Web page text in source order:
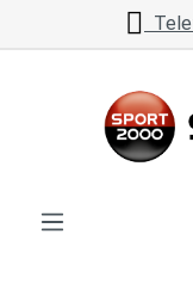
Zum Hauptinhalt